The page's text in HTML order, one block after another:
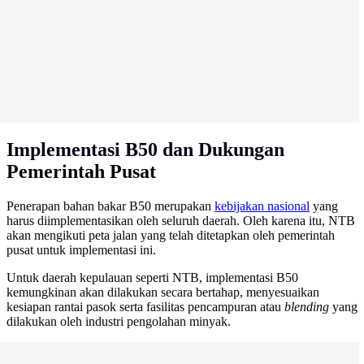
Implementasi B50 dan Dukungan
Pemerintah Pusat
Penerapan bahan bakar B50 merupakan kebijakan nasional yang
harus diimplementasikan oleh seluruh daerah. Oleh karena itu, NTB
akan mengikuti peta jalan yang telah ditetapkan oleh pemerintah
pusat untuk implementasi ini.
Untuk daerah kepulauan seperti NTB, implementasi B50
kemungkinan akan dilakukan secara bertahap, menyesuaikan
kesiapan rantai pasok serta fasilitas pencampuran atau blending yang
dilakukan oleh industri pengolahan minyak.